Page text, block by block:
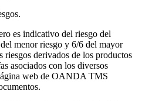
es indicativo del riesgo del
menor riesgo y 6/6 del mayor
derivados de los productos
asociados con los diversos
web de OANDA TMS